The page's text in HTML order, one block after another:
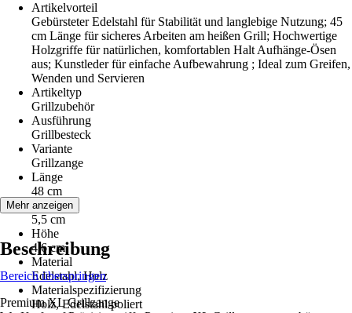
Artikelvorteil
Gebürsteter Edelstahl für Stabilität und langlebige Nutzung; 45
cm Länge für sicheres Arbeiten am heißen Grill; Hochwertige
Holzgriffe für natürlichen, komfortablen Halt Aufhänge-Ösen
aus; Kunstleder für einfache Aufbewahrung ; Ideal zum Greifen,
Wenden und Servieren
Artikeltyp
Grillzubehör
Ausführung
Grillbesteck
Variante
Grillzange
Länge
48 cm
Breite
5,5 cm
Höhe
4,6 cm
Material
Edelstahl, Holz
Materialspezifizierung
Holz, Edelstahl poliert
Mehr anzeigen
Beschreibung
Bereich überspringen
Premium XL Grillzange